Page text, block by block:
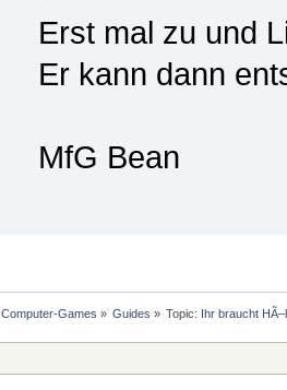
Erst mal zu und
Er kann dann
MfG Bean
Computer-Games » Guides » Topic: Ihr braucht